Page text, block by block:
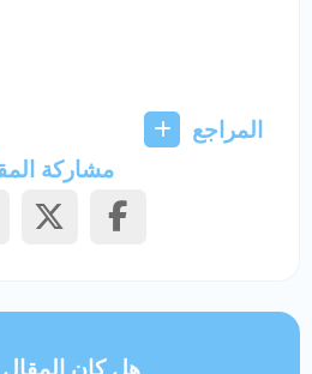
المراجع
مشاركة
هل كان المقال